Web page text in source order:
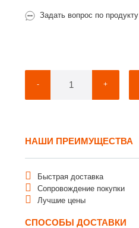
Задать вопрос по продукту
- +
НАШИ ПРЕИМУЩЕСТВА
Быстрая доставка
Сопровождение покупки
Лучшие цены
СПОСОБЫ ДОСТАВКИ